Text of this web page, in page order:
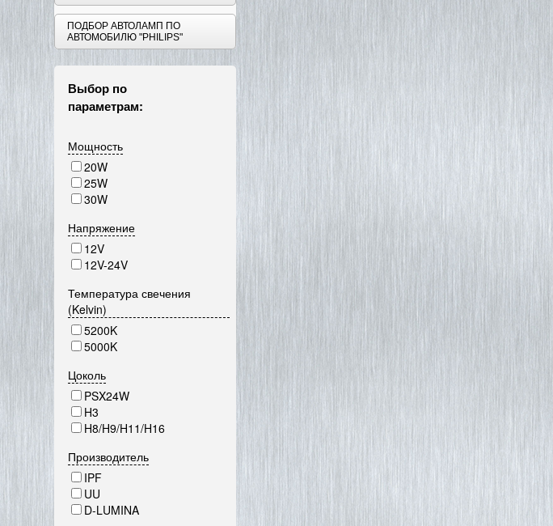
ПОДБОР АВТОЛАМП ПО
АВТОМОБИЛЮ "PHILIPS"
Выбор по
параметрам:
Мощность
20W
25W
30W
Напряжение
12V
12V-24V
Температура свечения
(Kelvin)
5200K
5000K
Цоколь
PSX24W
H3
H8/H9/H11/H16
Производитель
IPF
UU
D-LUMINA